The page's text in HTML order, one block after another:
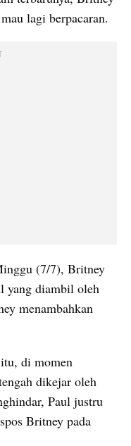
lagi berpacaran.
(7/7), Britney
yang diambil oleh
menambahkan
itu, di momen
dikejar oleh
Paul justru
Britney pada